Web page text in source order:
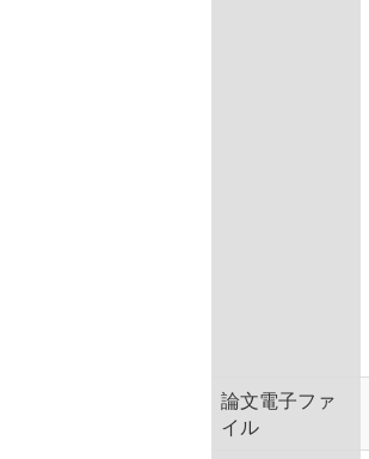
論文電子ファ
イル